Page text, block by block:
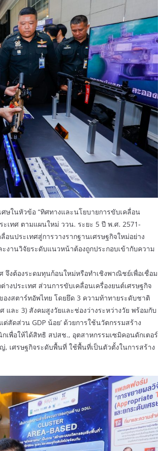
ษในหัวข้อ “ทิศทางและนโยบายการขับเคลื่อน
เทศ ตามแผนใหม่ ววน. ระยะ 5 ปี พ.ศ. 2571-
อนประเทศสู่การวางรากฐานเศรษฐกิจใหม่อย่าง
งานวิจัยระดับแนวหน้าต้องถูกประกอบเข้ากับความ
งต้องระดมทุนก้อนใหม่หรือทำเชิงพาณิชย์เพื่อเชื่อม
งประเทศ ส่วนการขับเคลื่อนเครื่องยนต์เศรษฐกิจ
งสตาร์ทอัพไทย โดยยึด 3 ความท้าทายระดับชาติ
และ 3) สังคมสูงวัยและช่องว่างระหว่างวัย พร้อมกับ
สัดส่วน GDP น้อย’ ด้วยการใช้นวัตกรรมสร้าง
พื่อให้ได้สิทธิ สปสช., อุตสาหกรรมเซมิคอนดักเตอร์
, เศรษฐกิจระดับพื้นที่ ใช้พื้นที่เป็นตัวตั้งในการสร้าง